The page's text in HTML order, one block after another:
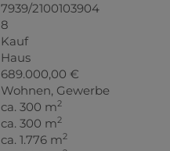
7939/2100103904
8
Kauf
Haus
689.000,00 €
Wohnen Gewerbe
ca. 300 m2
ca. 300 m2
ca. 1.776 m2